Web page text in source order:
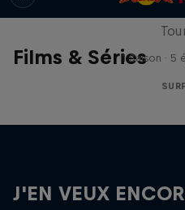
Films & Séries1 Saison · 5
SURF
J'EN VEUX